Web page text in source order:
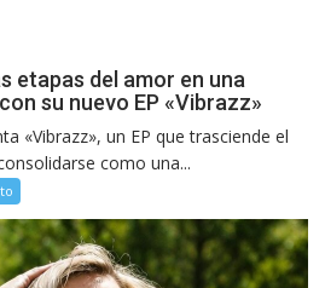
etapas del amor en una
su nuevo EP «Vibrazz»
«Vibrazz», un EP que trasciende el
como una...